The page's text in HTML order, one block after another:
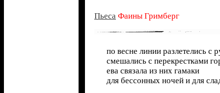
Пьеса Фаины Гримберг
по весне линии разлетелись с
смешались с перекрестками
ева связала из них гамаки
для бессонных ночей и для